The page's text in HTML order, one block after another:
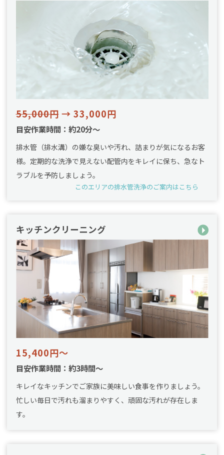
55,000円→ 33,000円
目安作業時間：約20分～
排水管（排水溝）の嫌な臭いや汚れ、詰まりが気になるお客
様。定期的な洗浄で見えない配管内をキレイに保ち、急なト
ラブルを予防しましょう。
このエリアの排水管洗浄のご案内はこちら
キッチンクリーニング
15,400円～
目安作業時間：約3時間～
キレイなキッチンでご家族に美味しい食事を作りましょう。
忙しい毎日で汚れも溜まりやすく、頑固な汚れが存在しま
す。